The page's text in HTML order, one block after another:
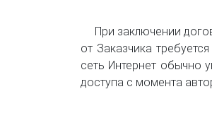
При заключении
от Заказчика
сеть Интернет обычно
доступа с момента